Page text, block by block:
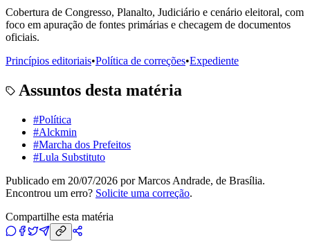
Cobertura de Congresso, Planalto, Judiciário e cenário eleitoral, com
foco em apuração de fontes primárias e checagem de documentos
oficiais.
Princípios editoriais•Política de correções•Expediente
Assuntos desta matéria
#Política
#Alckmin
#Marcha dos Prefeitos
#Lula Substituto
Publicado em 20/07/2026 por Marcos Andrade, de Brasília.
Encontrou um erro? Solicite uma correção.
Compartilhe esta matéria